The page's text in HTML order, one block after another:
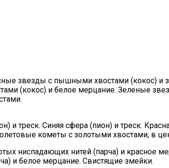
звезды с пышными хвостами (кокос)
(кокос) и белое мерцание. Зеленые
и треск. Синяя сфера (пион) и треск.
кометы с золотыми хвостами, в
ниспадающих нитей (парча) и красное
и белое мерцание. Свистящие змейки.